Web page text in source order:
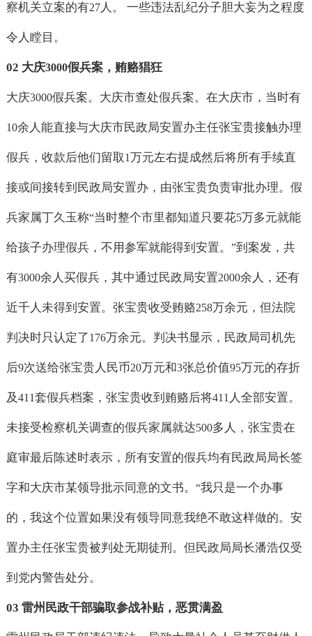
察机关立案的有27人。 一些违法乱纪分子胆大妄为之程度
令人瞠目。
02 大庆3000假兵案，贿赂猖狂
大庆3000假兵案。大庆市查处假兵案。在大庆市，当时有
10余人能直接与大庆市民政局安置办主任张宝贵接触办理
假兵，收款后他们留取1万元左右提成然后将所有手续直
接或间接转到民政局安置办，由张宝贵负责审批办理。假
兵家属丁久玉称“当时整个市里都知道只要花5万多元就能
给孩子办理假兵，不用参军就能得到安置。 ”到案发，共
有3000余人买假兵，其中通过民政局安置2000余人，还有
近千人未得到安置。张宝贵收受贿赂258万余元，但法院
判决时只认定了176万余元。判决书显示，民政局司机先
后9次送给张宝贵人民币20万元和3张总价值95万元的存折
及411套假兵档案，张宝贵收到贿赂后将411 人全部安置。
未接受检察机关调查的假兵家属就达500多人，张宝贵在
庭审最后陈述时表示，所有安置的假兵均有民政局局长签
字和大庆市某领导批示同意的文书。 “我只是一个办事
的，我这个位置如果没有领导同意我绝不敢这样做的。安
置办主任张宝贵被判处无期徒刑。但民政局局长潘浩仅受
到党内警告处分。
03 雷州民政干部骗取参战补贴，恶贯满盈